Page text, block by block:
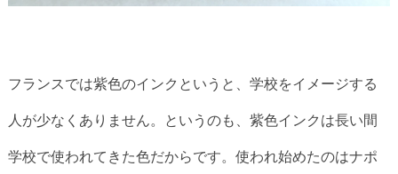
フランスでは紫色のインクというと、学校をイメージする
人が少なくありません。というのも、紫色インクは長い間
学校で使われてきた色だからです。使われ始めたのはナポ